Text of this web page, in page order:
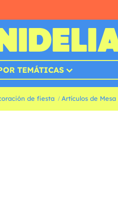
TEMÁTICAS
de fiesta Artículos de